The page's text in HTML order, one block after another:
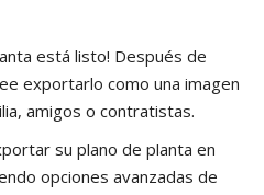
está listo! Después de
exportarlo como una imagen
amigos o contratistas.
su plano de planta en
opciones avanzadas de